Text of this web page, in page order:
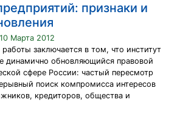
признаки и
Марта 2012
заключается в том, что институт
динамично обновляющийся правовой
сфере России: частый пересмотр
поиск компромисса интересов
кредиторов, общества и